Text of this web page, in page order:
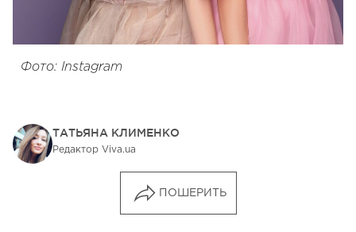
Фото: Instagram
ТАТЬЯНА КЛИМЕНКО
Редактор Viva.ua
ПОШЕРИТЬ